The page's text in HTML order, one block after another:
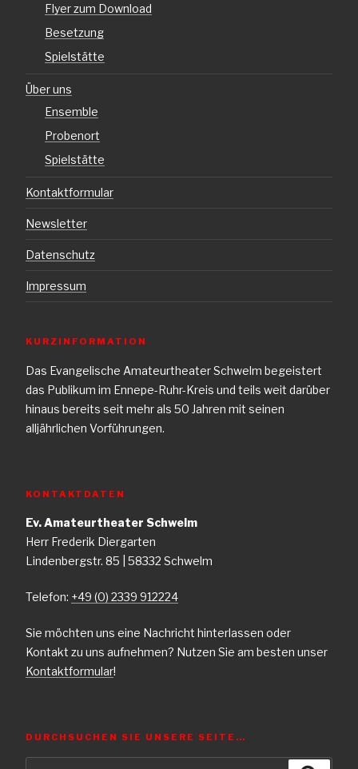
Flyer zum Download
Besetzung
Spielstätte
Über uns
Ensemble
Probenort
Spielstätte
Kontaktformular
Newsletter
Datenschutz
Impressum
KURZINFORMATION
Das Evangelische Amateurtheater Schwelm begeistert
das Publikum im Ennepe-Ruhr-Kreis und teils weit darüber
hinaus bereits seit mehr als 50 Jahren mit seinen
alljährlichen Vorführungen.
KONTAKTDATEN
Ev. Amateurtheater Schwelm
Herr Frederik Diergarten
Lindenbergstr. 85 | 58332 Schwelm
Telefon: +49 (0) 2339 912224
Sie möchten uns eine Nachricht hinterlassen oder
Kontakt zu uns aufnehmen? Nutzen Sie am besten unser
Kontaktformular!
DURCHSUCHEN SIE UNSERE SEITE…